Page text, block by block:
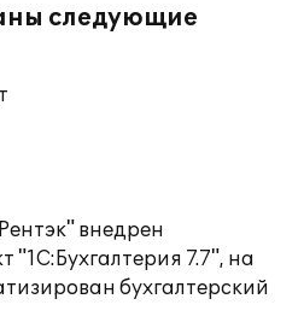
следующие
внедрен
"1С:Бухгалтерия 7.7", на
бухгалтерский